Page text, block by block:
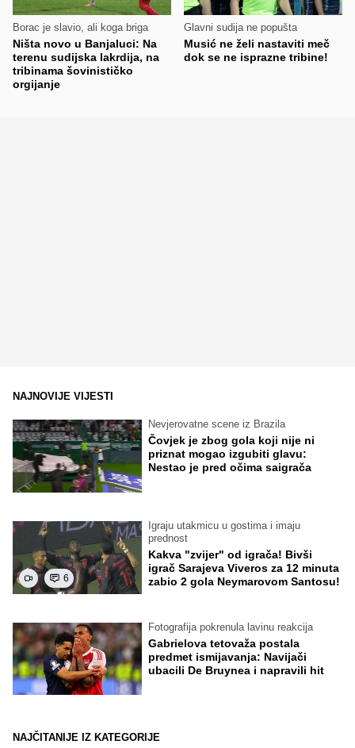
Borac je slavio, ali koga briga
Ništa novo u Banjaluci: Na
terenu sudijska lakrdija, na
tribinama šovinističko
orgijanje
Glavni sudija ne popušta
Musić ne želi nastaviti meč
dok se ne isprazne tribine!
NAJNOVIJE VIJESTI
Nevjerovatne scene iz Brazila
Čovjek je zbog gola koji nije ni
priznat mogao izgubiti glavu:
Nestao je pred očima saigrača
6
Igraju utakmicu u gostima i imaju
prednost
Kakva "zvijer" od igrača! Bivši
igrač Sarajeva Viveros za 12 minuta
zabio 2 gola Neymarovom Santosu!
Fotografija pokrenula lavinu reakcija
Gabrielova tetovaža postala
predmet ismijavanja: Navijači
ubacili De Bruynea i napravili hit
NAJČITANIJE IZ KATEGORIJE